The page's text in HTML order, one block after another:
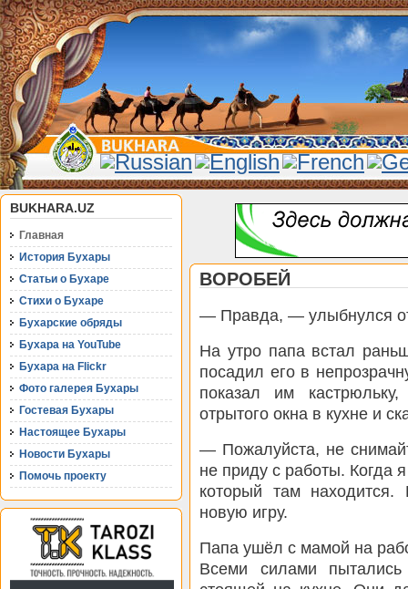
BUKHARA.UZ
Главная
История Бухары
Статьи о Бухаре
Стихи о Бухаре
Бухарские обряды
Бухара на YouTube
Бухара на Flickr
Фото галерея Бухары
Гостевая Бухары
Настоящее Бухары
Новости Бухары
Помочь проекту
ВОРОБЕЙ
— Правда, — улыбнулся
На утро папа встал
посадил его в
показал им
отрытого окна в кухне и
— Пожалуйста, не
не приду с работы. Когда
который там
новую игру.
Папа ушёл с мамой на
Всеми силами